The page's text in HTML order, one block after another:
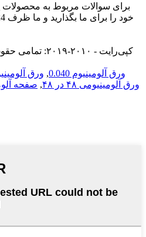
برای سوالات مربوط به محصولات
© کپی‌رایت - ۲۰۱۰-۲۰۱۹: تمامی حقوق محفوظ است.
ورق آلومینیوم 0.040
, ورق
ورق آلومینیومی ۴۸ در ۴۸
, صفحه